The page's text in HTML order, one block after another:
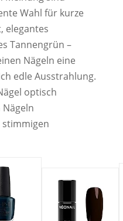
Wahl für kurze
elegantes
Tannengrün –
Nägeln eine
edle Ausstrahlung.
optisch
stimmigen